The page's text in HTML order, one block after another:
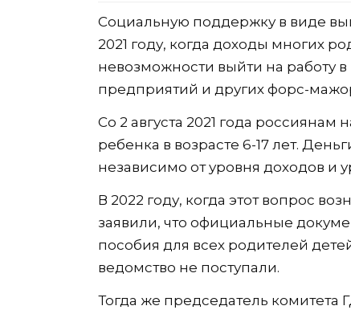
Социальную поддержку в виде
2021 году, когда доходы многих
невозможности выйти на работу
предприятий и других форс-
Со 2 августа 2021 года россиянам
ребенка в возрасте 6-17 лет.
независимо от уровня доходов и
В 2022 году, когда этот вопрос
заявили, что официальные
пособия для всех родителей
ведомство не поступали.
Тогда же председатель комитета